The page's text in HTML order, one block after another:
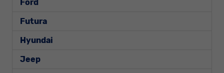
Ford
Futura
Hyundai
Jeep